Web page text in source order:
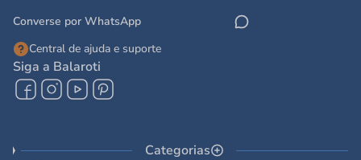
Converse por WhatsApp
Central de ajuda e suporte
Siga a Balaroti
Categorias